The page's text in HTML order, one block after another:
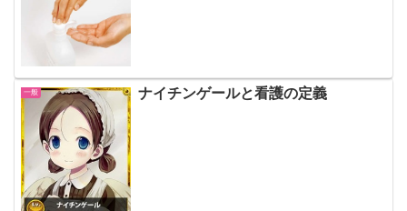
一般 ナイチンゲールと看護の定義